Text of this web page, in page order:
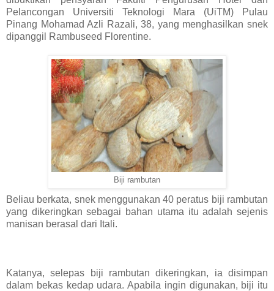
Pelancongan Universiti Teknologi Mara (UiTM) Pulau
Pinang Mohamad Azli Razali, 38, yang menghasilkan snek
dipanggil Rambuseed Florentine.
Biji rambutan
Beliau berkata, snek menggunakan 40 peratus biji rambutan
yang dikeringkan sebagai bahan utama itu adalah sejenis
manisan berasal dari Itali.
Katanya, selepas biji rambutan dikeringkan, ia disimpan
dalam bekas kedap udara. Apabila ingin digunakan, biji itu